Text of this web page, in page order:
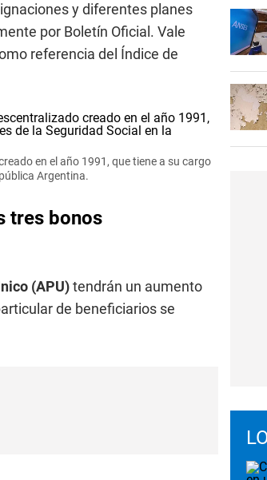
y diferentes planes
por Boletín Oficial. Vale
referencia del Índice de
en el año 1991, que tiene a su cargo
Argentina.
tres bonos
(APU)tendrán un aumento
de beneficiarios se